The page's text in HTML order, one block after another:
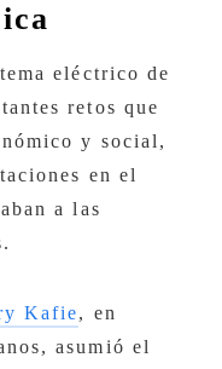
eléctrico de
retos que
y social,
en el
a las
Kafie, en
asumió el